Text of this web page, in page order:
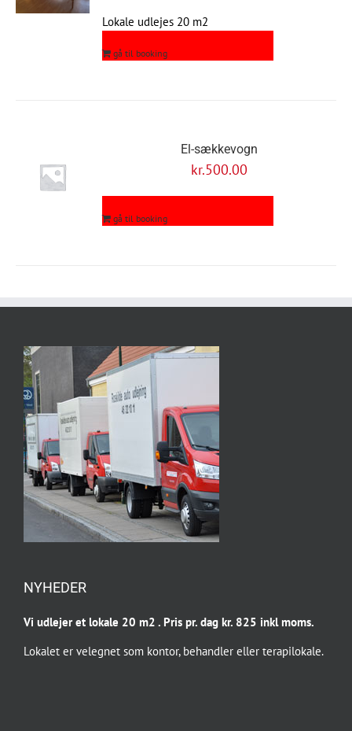
Lokale udlejes 20 m2
gå til booking
El-sækkevogn
kr.500.00
gå til booking
NYHEDER
Vi udlejer et lokale 20 m2 . Pris pr. dag kr. 825 inkl moms.
Lokalet er velegnet som kontor, behandler eller terapilokale.